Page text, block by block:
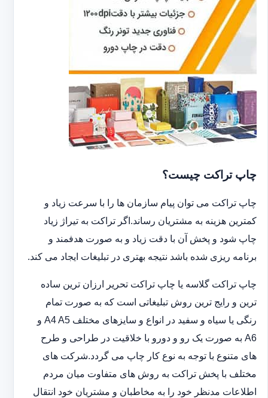
چاپ تراکت چیست؟
چاپ تراکت می توان پیام سازمان ها را با سرعت زیاد و
کمترین هزینه به مشتریان رساند.اگر تراکت به تیراژ زیاد
چاپ شود و پخش آن با دقت زیاد و به صورت هدفمند و
برنامه ریزی شده باشد نتیجه بهتری در تبلیغات ایجاد می کند.
چاپ تراکت گلاسه یا چاپ تراکت تحریر ارزان ترین ساده
ترین و رایج ترین روش تبلیغاتی است که به صورت تمام
رنگی یا سیاه و سفید در انواع و سایزهای مختلف A4 A5 و
A6 به صورت یک رو و دورو با خلاقیت در طراحی و طرح
های متنوع با توجه به نوع کار چاپ می گردد.شرکت های
مختلف با پخش تراکت به روش های متفاوت میان مردم
اطلاعات مدنظر خود را به مخاطبان و مشتریان خود انتقال